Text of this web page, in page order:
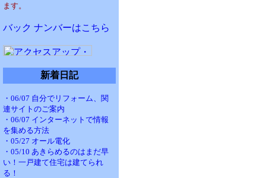
ます。
バック ナンバーはこちら
新着日記
・06/07 自分でリフォーム、関
連サイトのご案内
・06/07 インターネットで情報
を集める方法
・05/27 オール電化
・05/10 あきらめるのはまだ早
い！一戸建て住宅は建てられ
る！